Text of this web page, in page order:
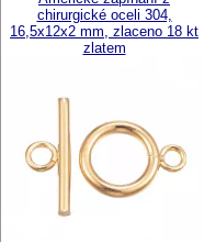
chirurgické oceli 304,
16,5x12x2 mm, zlaceno 18 kt
zlatem